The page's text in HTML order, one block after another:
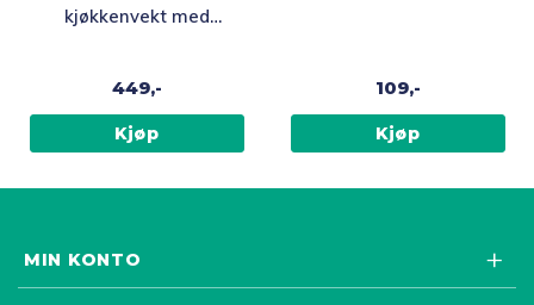
kjøkkenvekt med
449,-
Kjøp
109,-
Kjøp
MIN KONTO